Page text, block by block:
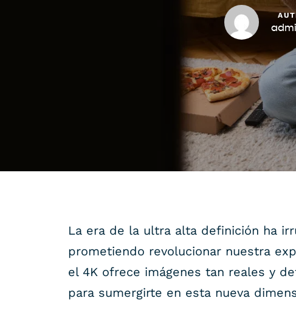
La era de la ultra alta definición ha
prometiendo revolucionar nuestra
el 4K ofrece imágenes tan reales y
para sumergirte en esta nueva